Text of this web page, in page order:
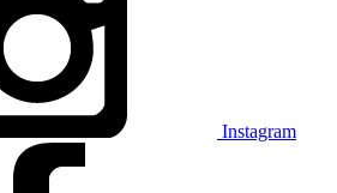
Instagram